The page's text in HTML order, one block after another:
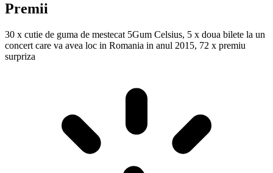
Premii
30 x cutie de guma de mestecat 5Gum Celsius, 5 x doua bilete la un
concert care va avea loc in Romania in anul 2015, 72 x premiu
surpriza